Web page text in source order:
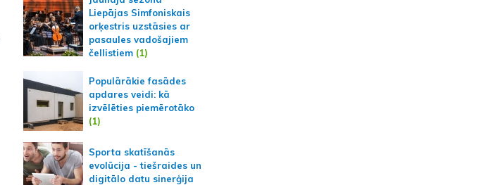
Liepājas Simfoniskais
orķestris uzstāsies ar
pasaules vadošajiem
čellistiem(1)
Populārākie fasādes
apdares veidi: kā
izvēlēties piemērotāko
(1)
Sporta skatīšanās
evolūcija - tiešraides un
digitālo datu sinerģija